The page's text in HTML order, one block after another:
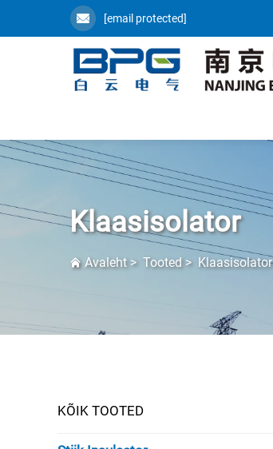
[email protected]
Klaasisolator
Avaleht> Tooted> Klaasisolator
KÕIK TOOTED